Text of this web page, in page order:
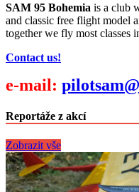
SAM 95 Bohemia is a club
and classic free flight model
together we fly most classes
Contact us!
e-mail:
Reportáže z akcí
Zobrazit vše